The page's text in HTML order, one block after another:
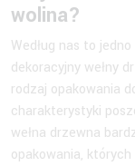
wolina?
Według nas to
dekoracyjny wełny
rodzaj opakowania
charakterystyki
wełna drzewna
opakowania,